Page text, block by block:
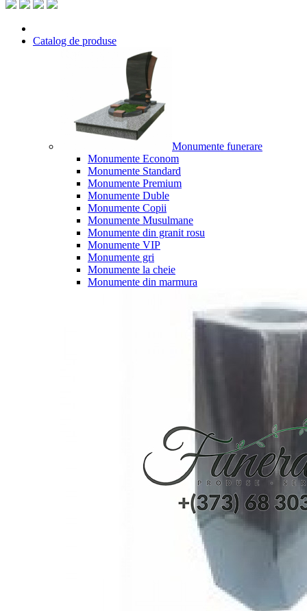
Catalog de produse
Monumente funerare
Monumente Econom
Monumente Standard
Monumente Premium
Monumente Duble
Monumente Copii
Monumente Musulmane
Monumente din granit rosu
Monumente VIP
Monumente gri
Monumente la cheie
Monumente din marmura